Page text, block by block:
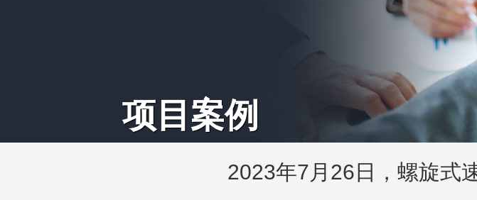
项目案例
2023年7月26日，螺旋式